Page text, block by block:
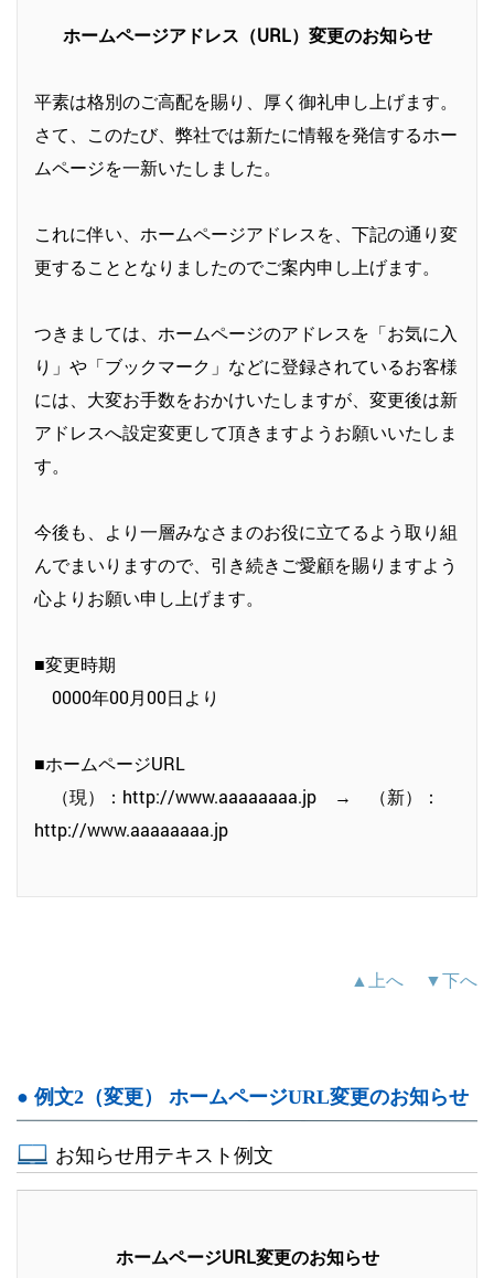
ホームページアドレス（URL）変更のお知らせ
平素は格別のご高配を賜り、厚く御礼申し上げます。
さて、このたび、弊社では新たに情報を発信するホー
ムページを一新いたしました。
これに伴い、ホームページアドレスを、下記の通り変
更することとなりましたのでご案内申し上げます。
つきましては、ホームページのアドレスを「お気に入
り」や「ブックマーク」などに登録されているお客様
には、大変お手数をおかけいたしますが、変更後は新
アドレスへ設定変更して頂きますようお願いいたしま
す。
今後も、より一層みなさまのお役に立てるよう取り組
んでまいりますので、引き続きご愛顧を賜りますよう
心よりお願い申し上げます。
■変更時期
0000年00月00日より
■ホームページURL
（現）：http://www.aaaaaaaa.jp → （新）：
http://www.aaaaaaaa.jp
▲上へ ▼下へ
● 例文2（変更） ホームページURL変更のお知らせ
お知らせ用テキスト例文
ホームページURL変更のお知らせ